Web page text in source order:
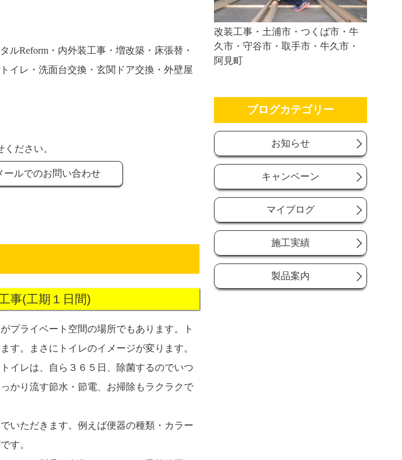
ルReform・内外装工事・増改築・床張替・
イレ・洗面台交換・玄関ドア交換・外壁屋
ださい。
ールでのお問い合わせ
事(工期１日間)
プライベート空間の場所でもあります。ト
す。まさにトイレのイメージが変ります。
イレは、自ら３６５日、除菌するのでいつ
かり流す節水・節電、お掃除もラクラクで
いただきます。例えば便器の種類・カラー
す。
改装工事・土浦市・つくば市・牛
久市・守谷市・取手市・牛久市・
阿見町
ブログカテゴリー
お知らせ
キャンベーン
マイブログ
施工実績
製品案内